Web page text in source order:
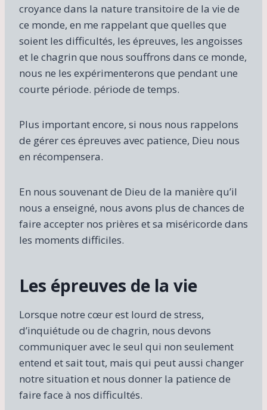
croyance dans la nature transitoire de la vie de
ce monde, en me rappelant que quelles que
soient les difficultés, les épreuves, les angoisses
et le chagrin que nous souffrons dans ce monde,
nous ne les expérimenterons que pendant une
courte période. période de temps.
Plus important encore, si nous nous rappelons
de gérer ces épreuves avec patience, Dieu nous
en récompensera.
En nous souvenant de Dieu de la manière qu’il
nous a enseigné, nous avons plus de chances de
faire accepter nos prières et sa miséricorde dans
les moments difficiles.
Les épreuves de la vie
Lorsque notre cœur est lourd de stress,
d’inquiétude ou de chagrin, nous devons
communiquer avec le seul qui non seulement
entend et sait tout, mais qui peut aussi changer
notre situation et nous donner la patience de
faire face à nos difficultés.